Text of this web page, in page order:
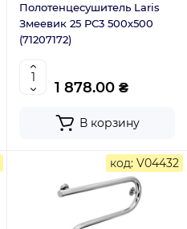
Полотенцесушитель Laris
Змеевик 25 РС3 500х500
(71207172)
1 878.00 ₴
В корзину
код: V04432